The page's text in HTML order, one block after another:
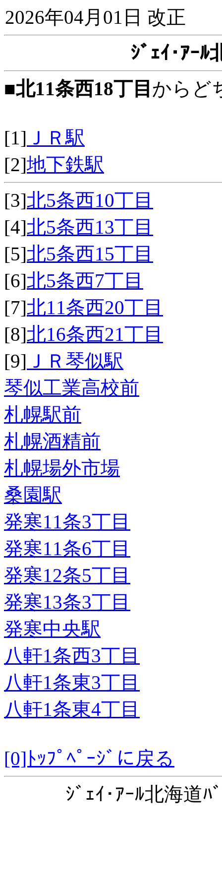
2026年04月01日 改正
ｼﾞｪｲ･ｱｰﾙ
■北11条西18丁目 からど
[1] ＪＲ駅
[2]地下鉄駅
[3]北5条西10丁目
[4]北5条西13丁目
[5]北5条西15丁目
[6]北5条西7丁目
[7]北11条西20丁目
[8]北16条西21丁目
[9] ＪＲ琴似駅
琴似工業高校前
札幌駅前
札幌酒精前
札幌場外市場
桑園駅
発寒11条3丁目
発寒11条6丁目
発寒12条5丁目
発寒13条3丁目
発寒中央駅
八軒1条西3丁目
八軒1条東3丁目
八軒1条東4丁目
[0]ﾄｯﾌﾟﾍﾟｰｼﾞに戻る
ｼﾞｪｲ･ｱｰﾙ北海道